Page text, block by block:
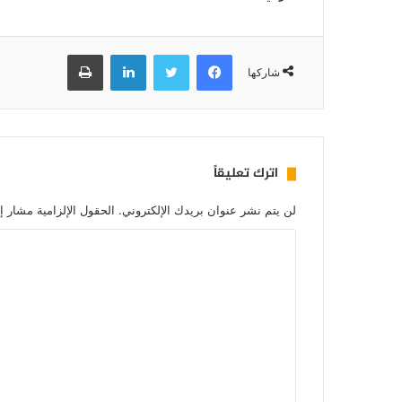
شاركها
فيسبوك تويتر لينكدإن طباعة
اترك تعليقاً
لن يتم نشر عنوان بريدك الإلكتروني. الحقول الإلزامية مشار